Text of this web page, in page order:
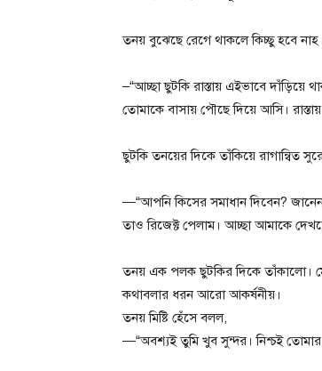
তনয় বুঝেছে রেগে থাকলে কিচ্ছু হবে
–“আচ্ছা ছুটকি রাস্তায় এইভাবে
তোমাকে বাসায় পৌছে দিয়ে আসি।
ছুটকি তনয়ের দিকে তাঁকিয়ে রাগান্বিত
—“আপনি কিসের সমাধান দিবেন?
তাও রিজেক্ট পেলাম। আচ্ছা আমাকে
তনয় এক পলক ছুটকির দিকে তাঁকালো।
কথাবলার ধরন আরো আকর্ষনীয়।
তনয় মিষ্টি হেঁসে বলল,
—“অবশ্যই তুমি খুব সুন্দর। নিশ্চই